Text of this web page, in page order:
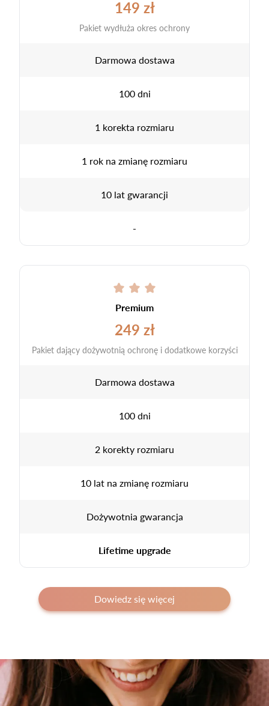
149 zł
Pakiet wydłuża okres ochrony
Darmowa dostawa
100 dni
1 korekta rozmiaru
1 rok na zmianę rozmiaru
10 lat gwarancji
-
Premium
249 zł
Pakiet dający dożywotnią ochronę i dodatkowe korzyści
Darmowa dostawa
100 dni
2 korekty rozmiaru
10 lat na zmianę rozmiaru
Dożywotnia gwarancja
Lifetime upgrade
Dowiedz się więcej